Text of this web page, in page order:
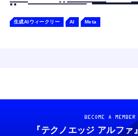
生成AIウィークリー AI Meta
BECOME A MEMBER
『テクノエッジ アルファ』